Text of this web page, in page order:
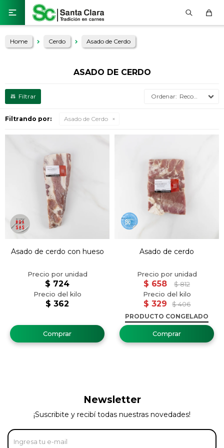

Home Cerdo Asado de Cerdo
ASADO DE CERDO
Recomendados
Filtrando por: Asado de Cerdo
Asado de cerdo con hueso
$ 362
$ 724
Asado de cerdo
$ 329 $ 406
$ 658 $ 812
PRODUCTO CONGELADO
Newsletter
¡Suscribite y recibí todas nuestras novedades!